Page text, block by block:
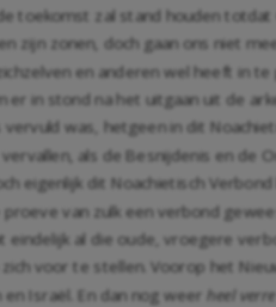
toekomst zal stand houden
zijn zonen, doch gaan ons niet
en anderen wel heeft in
in stond na het uitgaan uit de
was, hetgeen in dit
als de Besnijdenis en de
eigenlijk dit Noachietisch
van zulk een verbond
al die oude, vroegere
voor te stellen. Voorop het
Israël. En dan nog weer heel verre